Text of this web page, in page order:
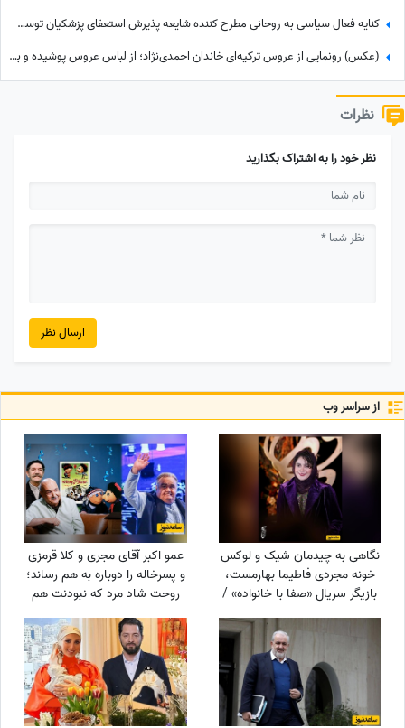
کنایه فعال سیاسی به روحانی مطرح کننده شایعه پذیرش استعفای پزشکیان توسط رهبر انقلاب: چرا از حمله دشمن به بیت رهبری جلوگیری نکردی؟
(عکس) رونمایی از عروس ترکیه‌ای خاندان احمدی‌نژاد؛ از لباس عروس پوشیده و با شنل دور توری تا...
نظرات
نظر خود را به اشتراک بگذارید
ارسال نظر
از سراسر وب
نگاهی به چیدمان شیک و لوکس
خونه مجردی فاطیما بهارمست،
بازیگر سریال «صفا با خانواده» /
از مبلمان کلاسیک و پرده‌های
اعیانی تا کتاب‌خونه و ...
عمو اکبر آقای مجری و کلا قرمزی
و پسرخاله را دوباره به هم رساند؛
روحت شاد مرد که نبودنت هم
خیر و برکت دارد